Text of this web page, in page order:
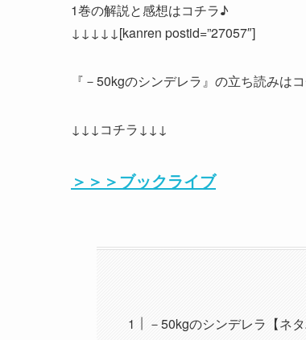
1巻の解説と感想はコチラ♪
↓↓↓↓↓[kanren postid=”27057″]
『－50kgのシンデレラ』の立ち読みは
↓↓↓コチラ↓↓↓
＞＞＞ブックライブ
－50kgのシンデレラ【ネ